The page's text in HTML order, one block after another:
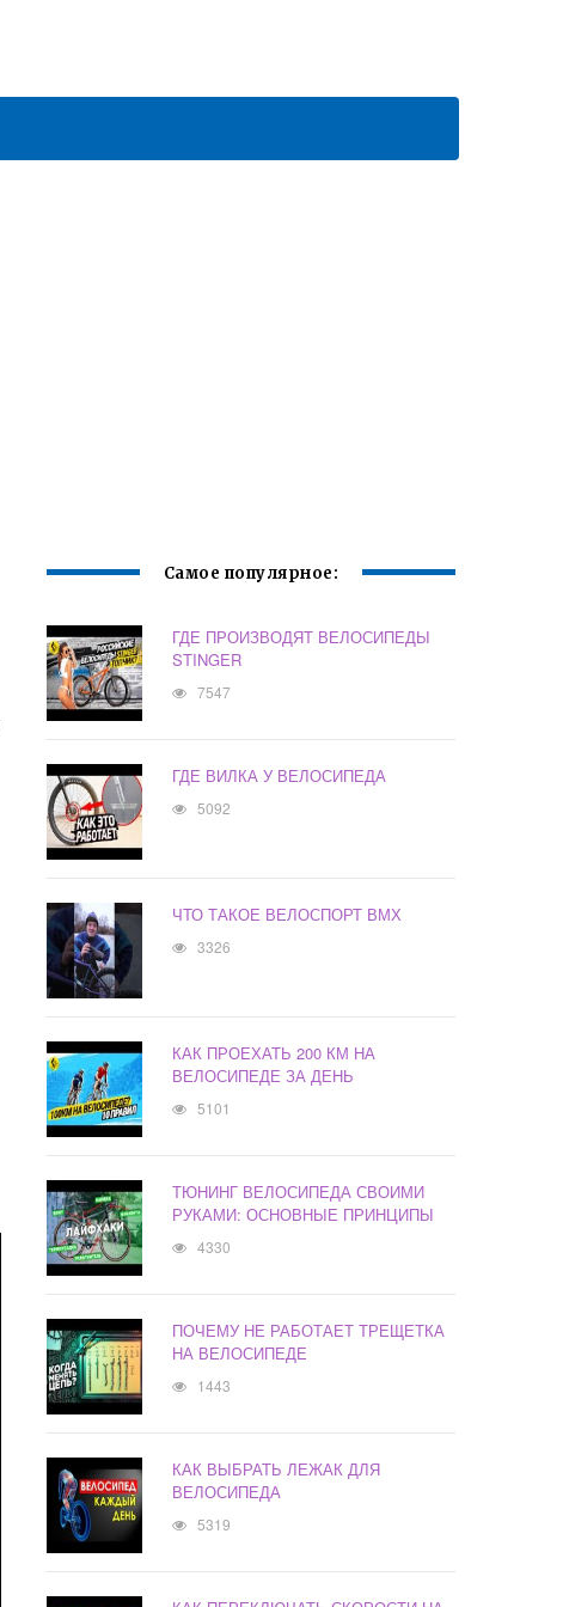
Самое популярное:
ГДЕ ПРОИЗВОДЯТ ВЕЛОСИПЕДЫ
STINGER
7547
ГДЕ ВИЛКА У ВЕЛОСИПЕДА
5092
ЧТО ТАКОЕ ВЕЛОСПОРТ ВМХ
3326
КАК ПРОЕХАТЬ 200 КМ НА
ВЕЛОСИПЕДЕ ЗА ДЕНЬ
5101
ТЮНИНГ ВЕЛОСИПЕДА СВОИМИ
РУКАМИ: ОСНОВНЫЕ ПРИНЦИПЫ
4330
ПОЧЕМУ НЕ РАБОТАЕТ ТРЕЩЕТКА
НА ВЕЛОСИПЕДЕ
1443
КАК ВЫБРАТЬ ЛЕЖАК ДЛЯ
ВЕЛОСИПЕДА
5319